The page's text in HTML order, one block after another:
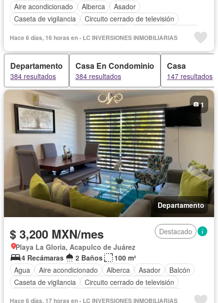
Aire acondicionado
Alberca
Asador
Caseta de vigilancia
Circuito cerrado de televisión
Internet
Jardín
Sala polivalente Seguridad
Permite niños
Solo familias
Completamente amueblado
Hace 6 días, 16 horas en - LC INVERSIONES INMOBILIARIAS
Departamento
384 resultados
Casa En Condominio
384 resultados
Casa
147 resultados
Departamento
1
$ 3,200 MXN/mes
Destacado
Playa La Gloria, Acapulco de Juárez
4 Recámaras
2 Baños
100 m²
Agua
Aire acondicionado Alberca Asador
Balcón
Caseta de vigilancia
Circuito cerrado de televisión
Hace 6 días, 17 horas en - LC INVERSIONES INMOBILIARIAS